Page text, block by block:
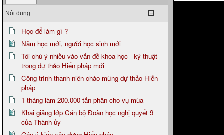
Nội dung
Học để làm gì ?
Năm học mới, người học sinh mới
Tôi chú ý nhiều vào vấn đề khoa học - kỹ thuật
trong dự thảo Hiến pháp mới
Công trình thanh niên chào mừng dự thảo Hiến
pháp
1 tháng làm 200.000 tấn phân cho vụ mùa
Khai giảng lớp Cán bộ Đoàn học nghị quyết 9
của Thành ủy